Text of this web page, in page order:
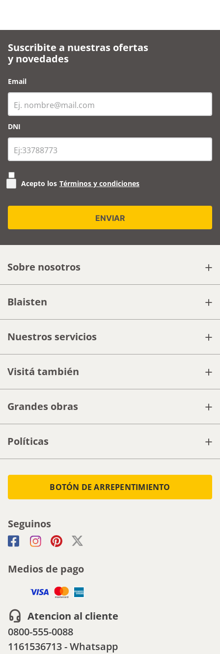
Suscribite a nuestras ofertas
y novedades
Email
DNI
Acepto los Términos y condiciones
Sobre nosotros +
Blaisten +
Nuestros servicios +
Visitá también +
Grandes obras +
Políticas +
BOTÓN DE ARREPENTIMIENTO
Seguinos
Medios de pago
Atencion al cliente
0800-555-0088
1161536713 - Whatsapp